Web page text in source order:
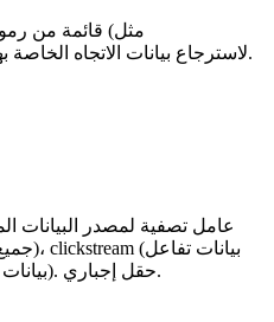
قائمة من
AAPL,MSFT,TSLA) لاسترجاع بيانات الاتجاه الخاصة بها. مطلوب.
عامل تصفية لمصدر البيانات
المستخدم)، logo (بيانات طلبات الشعار). حقل إجباري.